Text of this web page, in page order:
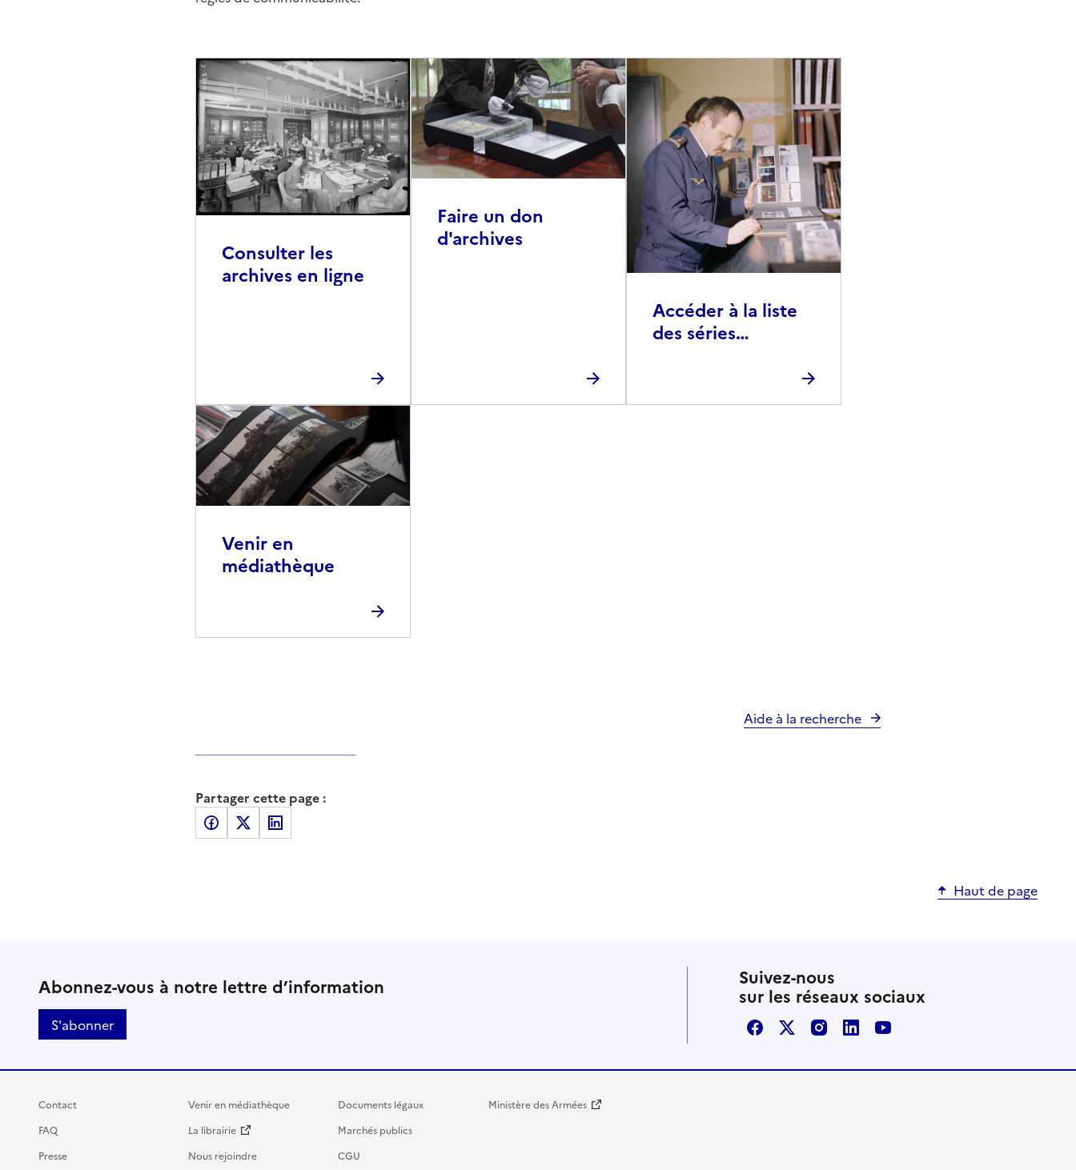
Consulter les
archives en ligne
Faire un don
d'archives
Accéder à la liste
des séries
Venir en
médiathèque
Aide à la recherche
Partager cette page :
Partager sur Facebook
Partager sur XPartager sur LinkedIn
Haut de page
Abonnez-vous à notre lettre d’information
S'abonner
Suivez-nous
sur les réseaux sociaux
FacebookX / TwitterInstagram
LinkedInYoutube
Contact
FAQ
Presse
Venir en médiathèque
La librairie
Nous rejoindre
Documents légaux
Marchés publics
CGU
Ministère des Armées